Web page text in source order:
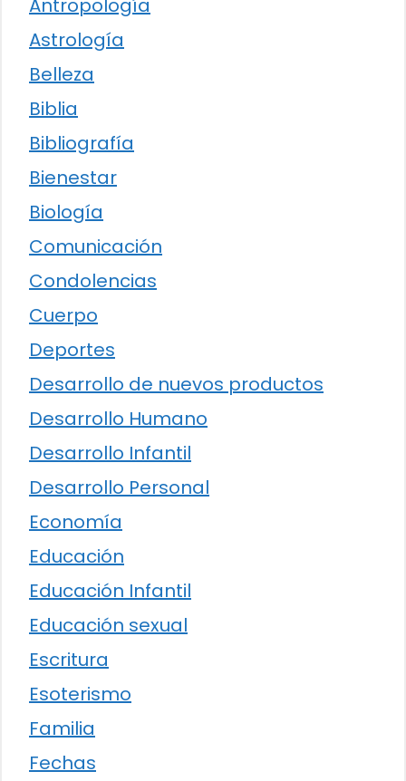
Antropología
Astrología
Belleza
Biblia
Bibliografía
Bienestar
Biología
Comunicación
Condolencias
Cuerpo
Deportes
Desarrollo de nuevos productos
Desarrollo Humano
Desarrollo Infantil
Desarrollo Personal
Economía
Educación
Educación Infantil
Educación sexual
Escritura
Esoterismo
Familia
Fechas